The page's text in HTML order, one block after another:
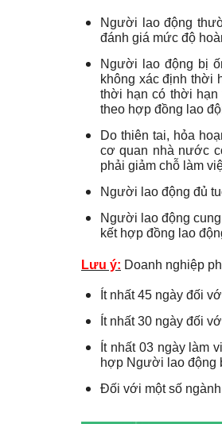
Người lao động
đánh giá mức độ
Người lao động bị
không xác định thời
thời hạn có thời
theo hợp đồng lao
Do thiên tai, hỏa
cơ quan nhà nước
phải giảm chỗ làm
Người lao động đủ
Người lao động
kết hợp đồng lao
Lưu ý: Doanh nghiệp
Ít nhất 45 ngày đối
Ít nhất 30 ngày đối
Ít nhất 03 ngày làm
hợp Người lao động
Đối với một số